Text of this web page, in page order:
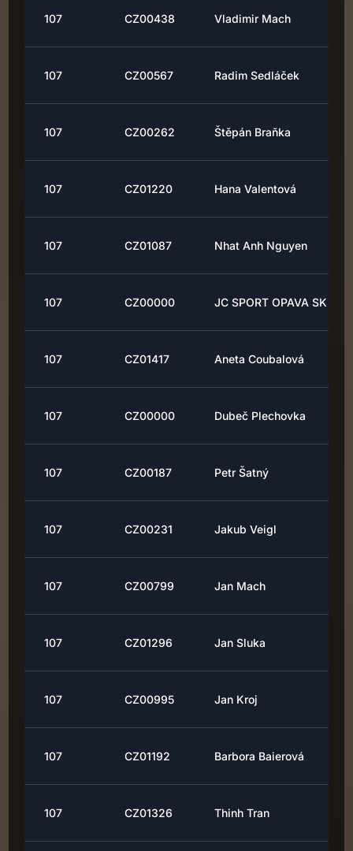
107 CZ00438 Vladimir Mach
107 CZ00567 Radim Sedláček
107 CZ00262 Štěpán Braňka
107 CZ01220 Hana Valentová
107 CZ01087 Nhat Anh Nguyen
107 CZ00000 JC SPORT OPAVA SK
107 CZ01417 Aneta Coubalová
107 CZ00000 Dubeč Plechovka
107 CZ00187 Petr Šatný
107 CZ00231 Jakub Veigl
107 CZ00799 Jan Mach
107 CZ01296 Jan Sluka
107 CZ00995 Jan Kroj
107 CZ01192 Barbora Baierová
107 CZ01326 Thinh Tran